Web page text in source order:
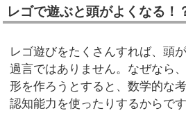
レゴで遊ぶと頭がよくなる！
レゴ遊びをたくさんすれば、頭
過言ではありません。なぜなら
形を作ろうとすると、数学的な
認知能力を使ったりするからです